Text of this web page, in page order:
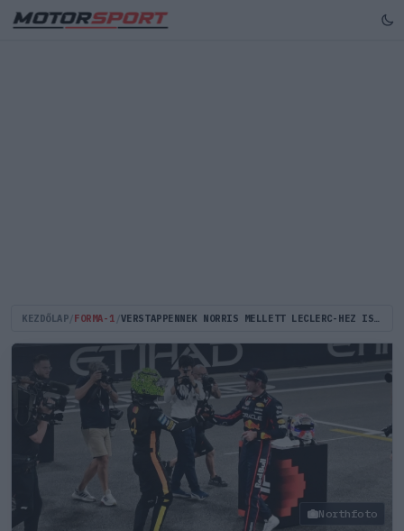
KEZDŐLAP FORMA-1 VERSTAPPENNEK NORRIS MELLETT LECLERC-HEZ IS VOLT NÉHÁNY JÓ SZAVA A FUTAM UTÁN
Northfoto